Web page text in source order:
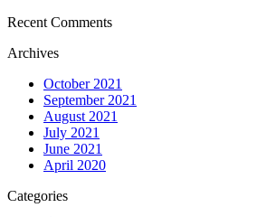
Recent Comments
Archives
October 2021
September 2021
August 2021
July 2021
June 2021
April 2020
Categories